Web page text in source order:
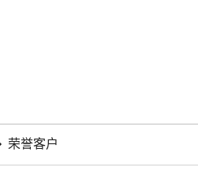
荣誉客户